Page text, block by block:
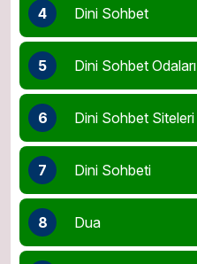
4 Dini Sohbet
5 Dini Sohbet Odaları
6 Dini Sohbet Siteleri
7 Dini Sohbeti
8 Dua